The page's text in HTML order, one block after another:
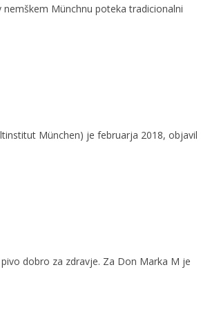
Münchnu poteka tradicionalni
München) je februarja 2018, objavil
dobro za zdravje. Za Don Marka M je